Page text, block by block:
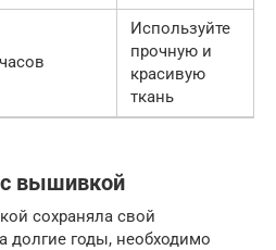
Используйте
прочную и
красивую
ткань
вышивкой
сохраняла свой
долгие годы, необходимо